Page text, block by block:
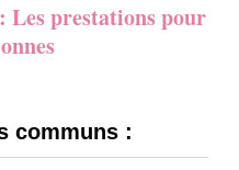
Les prestations pour
communs :